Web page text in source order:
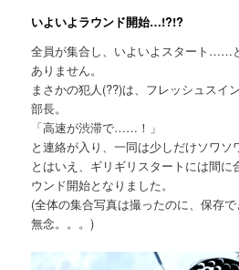
いよいよラウンド開始…!?!?
全員が集合し、いよいよスタート……
ありません。
まさかの犯人(??)は、フレッシュスイ
部長。
「高速が渋滞で……！」
と連絡が入り、一同は少しだけソワソ
とはいえ、ギリギリスタートには間に
ウンド開始となりました。
(全体の集合写真は撮ったのに、保存で
無念。。。)